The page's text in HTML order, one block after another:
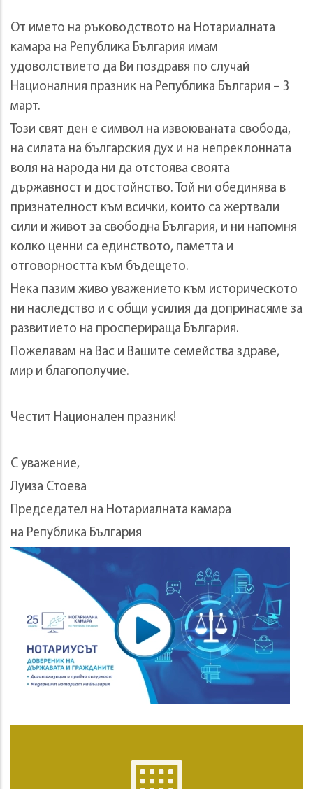
От името на ръководството на Нотариалната
камара на Република България имам
удоволствието да Ви поздравя по случай
Националния празник на Република България – 3
март.
Този свят ден е символ на извоюваната свобода,
на силата на българския дух и на непреклонната
воля на народа ни да отстоява своята
държавност и достойнство. Той ни обединява в
признателност към всички, които са жертвали
сили и живот за свободна България, и ни напомня
колко ценни са единството, паметта и
отговорността към бъдещето.
Нека пазим живо уважението към историческото
ни наследство и с общи усилия да допринасяме за
развитието на просперираща България.
Пожелавам на Вас и Вашите семейства здраве,
мир и благополучие.
Честит Национален празник!
С уважение,
Луиза Стоева
Председател на Нотариалната камара
на Република България